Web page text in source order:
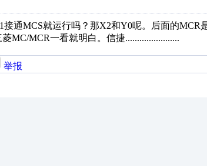
通MCS就运行吗？那X2和Y0呢。后面的MCR
MC/MCR一看就明白。信捷.......................
举报